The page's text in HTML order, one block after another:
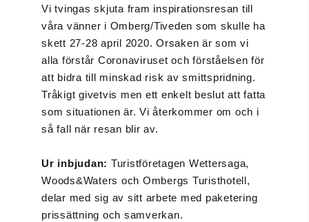
Vi tvingas skjuta fram inspirationsresan till
våra vänner i Omberg/Tiveden som skulle ha
skett 27-28 april 2020. Orsaken är som vi
alla förstår Coronaviruset och förståelsen för
att bidra till minskad risk av smittspridning.
Tråkigt givetvis men ett enkelt beslut att fatta
som situationen är. Vi återkommer om och i
så fall när resan blir av.
Ur inbjudan: Turistföretagen Wettersaga,
Woods&Waters och Ombergs Turisthotell,
delar med sig av sitt arbete med paketering
prissättning och samverkan.